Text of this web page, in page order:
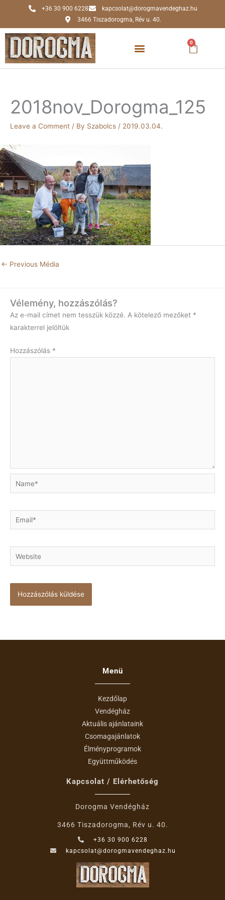
content
+36 30 900 6228
kapcsolat@dorogmavendeghaz.hu
3466 Tiszadorogma, Rév u. 40.
0
Kosár
2018nov_Dorogma_125
Leave a Comment / By Szabolcs / 2019.03.04.
← Previous Média
Vélemény, hozzászólás?
Az e-mail címet nem tesszük közzé. A kötelező mezőket *
karakterrel jelöltük
Hozzászólás *
Name*
Email*
Website
Menü
Kezdőlap
Vendégház
Aktuális ajánlataink
Csomagajánlatok
Élményprogramok
Együttműködés
Kapcsolat / Elérhetőség
Dorogma Vendégház
3466 Tiszadorogma, Rév u. 40.
+36 30 900 6228
kapcsolat@dorogmavendeghaz.hu